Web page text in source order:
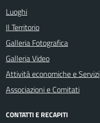
Luoghi
Il Territorio
Galleria Fotografica
Galleria Video
Attività economiche e Servizi
Associazioni e Comitati
CONTATTI E RECAPITI